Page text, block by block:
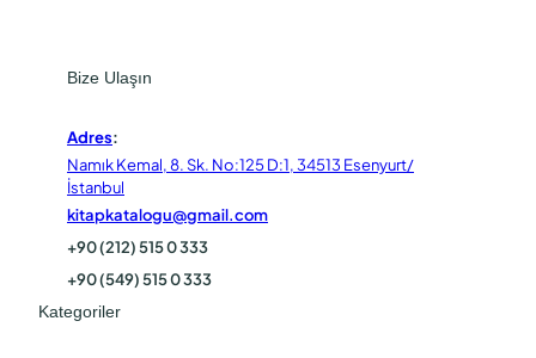
Bize Ulaşın
Adres:
Namık Kemal, 8. Sk. No:125 D:1, 34513 Esenyurt/
İstanbul
kitapkatalogu@gmail.com
+90 (212) 515 0 333
+90 (549) 515 0 333
Kategoriler